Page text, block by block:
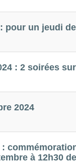
pour un jeudi
: 2 soirées
2024
à 12h30